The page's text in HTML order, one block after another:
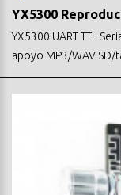
YX5300
YX5300 UART TTL
apoyo MP3/WAV SD/